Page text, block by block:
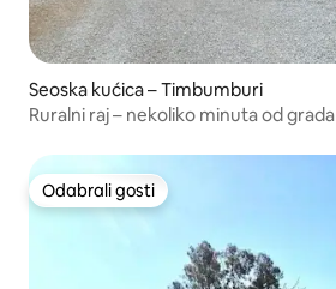
Seoska kućica – Timbumburi
Ruralni raj – nekoliko minuta od grada
Odabrali gosti
Odabrali gosti